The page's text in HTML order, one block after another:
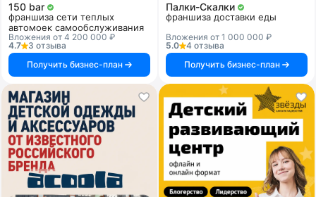
150 bar
франшиза сети теплых
автомоек самообслуживания
Вложения от 4 200 000 ₽
4.7
3 отзыва
Получить бизнес-план
Палки-Скалки
франшиза доставки еды
Вложения от 1 000 000 ₽
5.0
4 отзыва
Получить бизнес-план